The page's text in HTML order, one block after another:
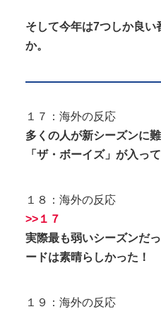
そして今年は7つしか良
か。
１７：海外の反応
多くの人が新シーズンに
「ザ・ボーイズ」が入っ
１８：海外の反応
>>１７
実際最も弱いシーズンだ
ードは素晴らしかった！
１９：海外の反応